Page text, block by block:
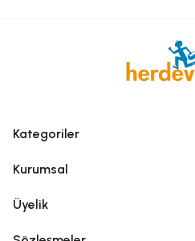
Kategoriler
Kurumsal
Üyelik